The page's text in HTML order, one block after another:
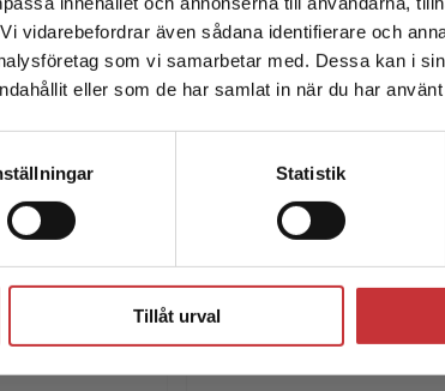
vidarebefordrar även sådana identifierare och
som vi samarbetar med. Dessa kan i
eller som de har samlat in när du har
Statistik
Tillåt urval
som att du besöker studentlitteratur.se via en
Sverige. Vi erbjuder inte leveranser utanför
att kunna slutföra ett köp måste
vara i Sverige.Läs mer
Gill
professor
är
Sverige i
disputerade
Guadalupe
Guadalupe Francia är
och vetenskaplig ledare
forskningsområdet In...